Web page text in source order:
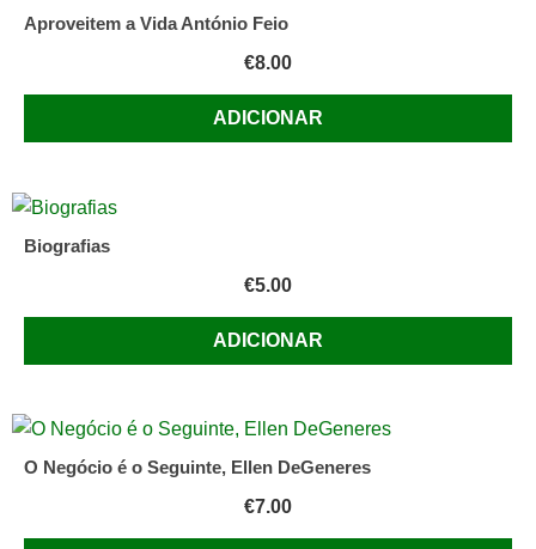
sobre
Infância
de
Luísa
Aproveitem a Vida António Feio
€8.00
ADICIONAR
Biografias
€5.00
ADICIONAR
O Negócio é o Seguinte, Ellen DeGeneres
€7.00